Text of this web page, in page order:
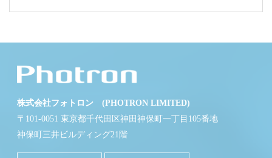
株式会社フォトロン (PHOTRON LIMITED)
〒101-0051 東京都千代田区神田神保町一丁目105番地
神保町三井ビルディング21階